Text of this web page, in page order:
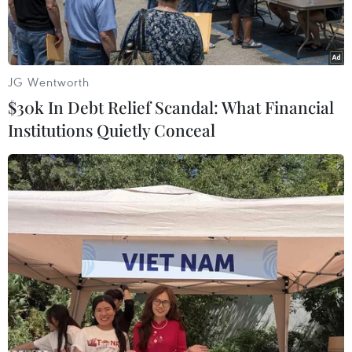
các gói thầu trong 4 năm.
Như thông tin TTXVN đã đưa ngày 8/9 về việc
Trung tâm Khuyến nông Hà Nội cấm thầu 2
doanh nghiệp có hành vi gian lận. Theo đó,
JG Wentworth
$30k In Debt Relief Scandal: What Financial
Institutions Quietly Conceal